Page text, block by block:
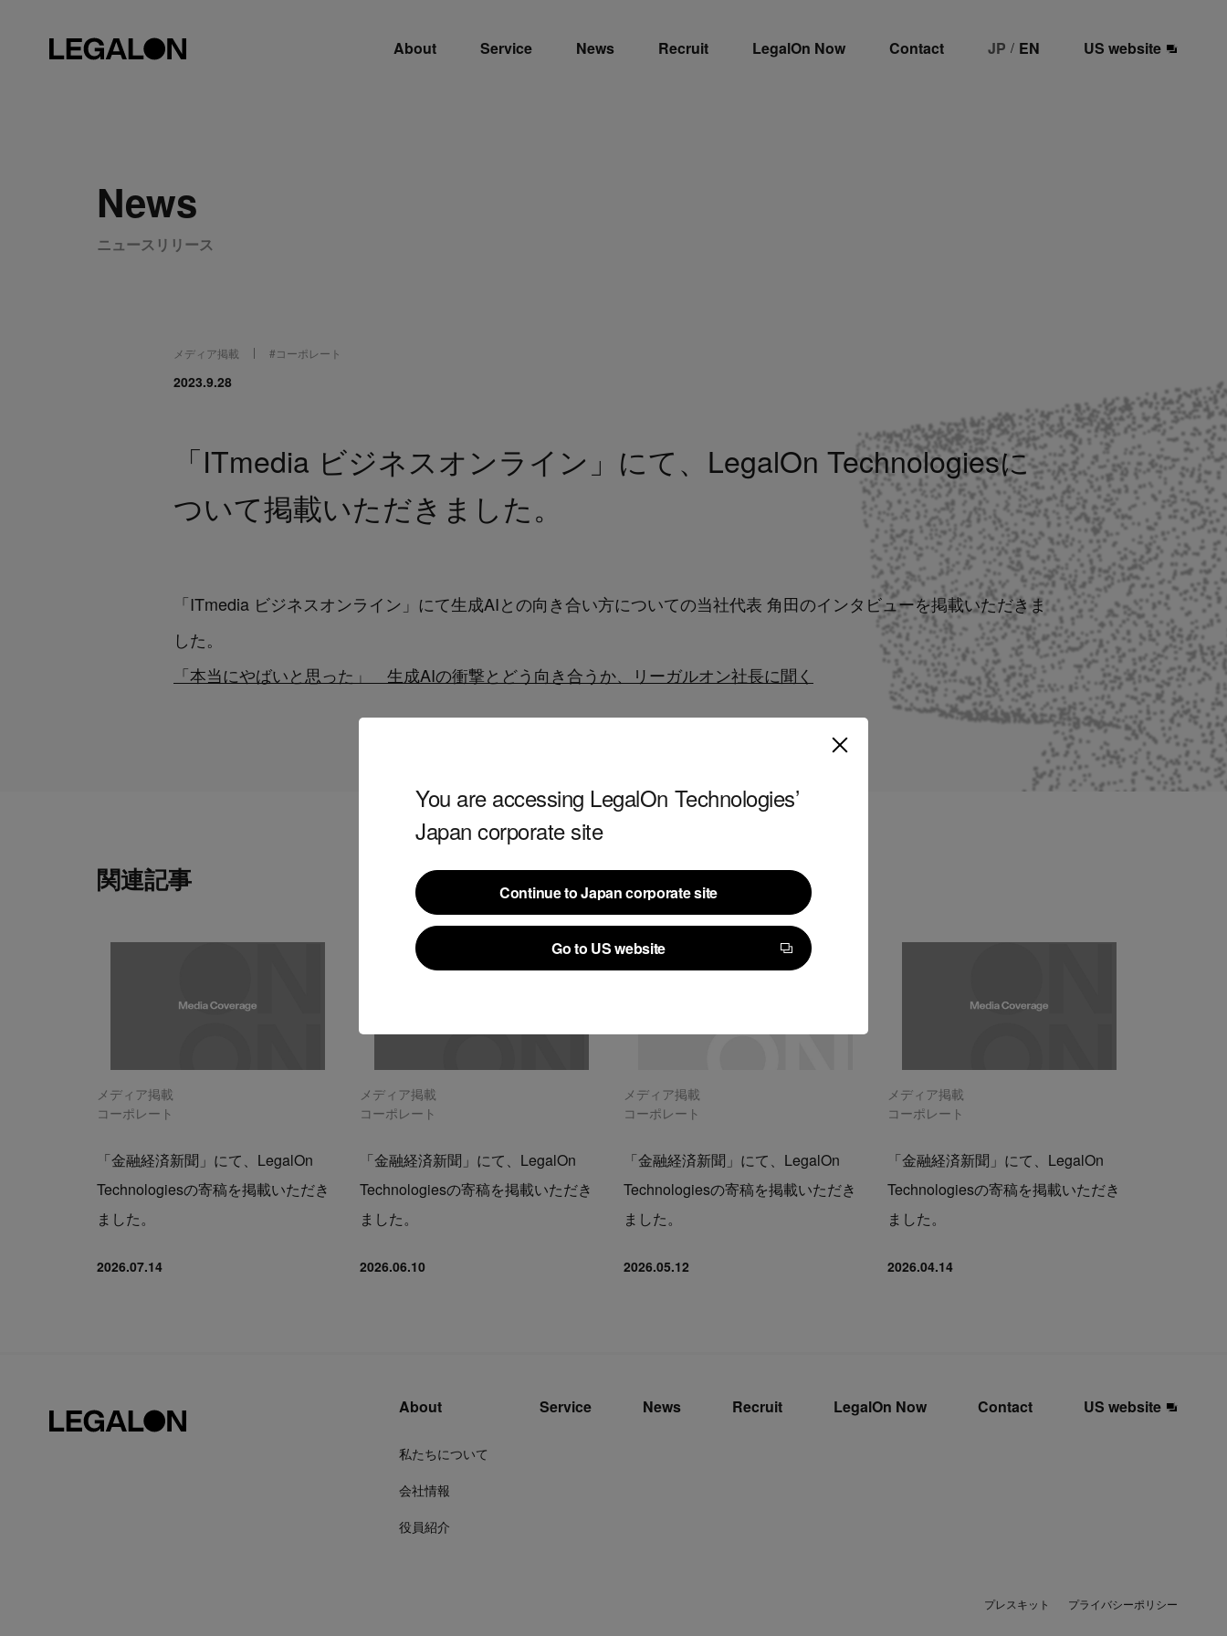
About Service News Recruit LegalOn Now Contact JP / EN US website
You are accessing LegalOn Technologies’
Japan corporate site
Continue to Japan corporate site
Continue to Japan corporate site
Go to US website
Go to US website
News
ニュースリリース
メディア掲載 #コーポレート
2023.9.28
「ITmedia ビジネスオンライン」にて、LegalOn Technologiesに
ついて掲載いただきました。
「ITmedia ビジネスオンライン」にて生成AIとの向き合い方についての当社代表 角田のインタビューを掲載いただきま
した。
「本当にやばいと思った」 生成AIの衝撃とどう向き合うか、リーガルオン社長に聞く
関連記事
メディア掲載
コーポレート
「金融経済新聞」にて、LegalOn
Technologiesの寄稿を掲載いただき
ました。
2026.07.14
メディア掲載
コーポレート
「金融経済新聞」にて、LegalOn
Technologiesの寄稿を掲載いただき
ました。
2026.06.10
メディア掲載
コーポレート
「金融経済新聞」にて、LegalOn
Technologiesの寄稿を掲載いただき
ました。
2026.05.12
メディア掲載
コーポレート
「金融経済新聞」にて、LegalOn
Technologiesの寄稿を掲載いただき
ました。
2026.04.14
About
私たちについて
会社情報
役員紹介
Service News Recruit LegalOn Now Contact US website
プレスキット プライバシーポリシー